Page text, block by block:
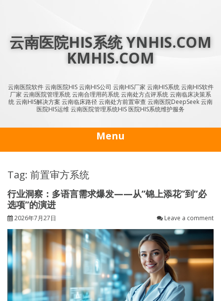
云南医院HIS系统 YNHIS.COM
KMHIS.COM
云南医院软件 云南医院HIS 云南HIS公司 云南HIS厂家 云南HIS系统 云南HIS软件
厂家 云南医院管理系统 云南合理用药系统 云南处方点评系统 云南临床决策系
统 云南HIS解决方案 云南临床路径 云南处方前置审查 云南医院DeepSeek 云南
医院HIS运维 云南医院管理系统HIS 医院HIS系统维护服务
Menu
Tag: 前置审方系统
行业洞察：多语言需求爆发——从”锦上添花”到”必
选项”的演进
2026年7月27日 Leave a comment